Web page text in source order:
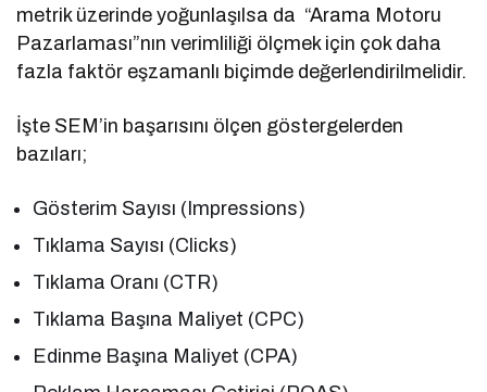
metrik üzerinde yoğunlaşılsa da “Arama Motoru
Pazarlaması”nın verimliliği ölçmek için çok daha
fazla faktör eşzamanlı biçimde değerlendirilmelidir.
İşte SEM’in başarısını ölçen göstergelerden
bazıları;
Gösterim Sayısı (Impressions)
Tıklama Sayısı (Clicks)
Tıklama Oranı (CTR)
Tıklama Başına Maliyet (CPC)
Edinme Başına Maliyet (CPA)